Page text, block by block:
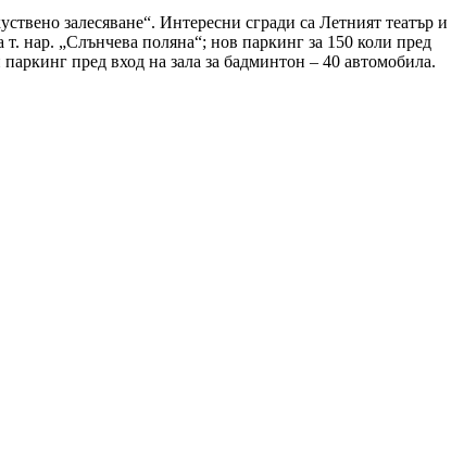
залесяване“. Интересни сгради са Летният театър и
нар. „Слънчева поляна“; нов паркинг за 150 коли пред
пред вход на зала за бадминтон – 40 автомобила.